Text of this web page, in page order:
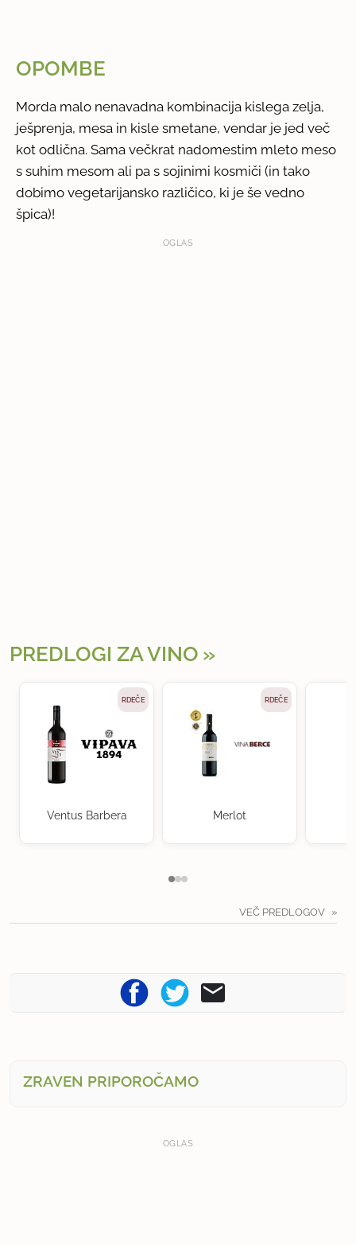
OPOMBE
Morda malo nenavadna kombinacija kislega zelja,
ješprenja, mesa in kisle smetane, vendar je jed več
kot odlična. Sama večkrat nadomestim mleto meso
s suhim mesom ali pa s sojinimi kosmiči (in tako
dobimo vegetarijansko različico, ki je še vedno
špica)!
OGLAS
PREDLOGI ZA VINO
RDEČE
Ventus Barbera
RDEČE
Merlot
VEČ PREDLOGOV
ZRAVEN PRIPOROČAMO
OGLAS